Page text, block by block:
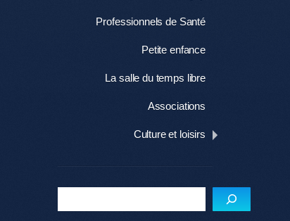
Professionnels de Santé
Petite enfance
La salle du temps libre
Associations
Culture et loisirs